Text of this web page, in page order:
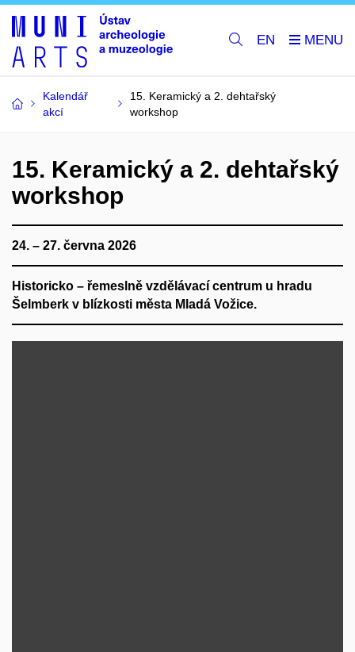
EN
Kalendář
akcí
15. Keramický a 2. dehtařský
workshop
15. Keramický a 2. dehtařský
workshop
24. – 27. června 2026
Historicko – řemeslně vzdělávací centrum u hradu
Šelmberk v blízkosti města Mladá Vožice.